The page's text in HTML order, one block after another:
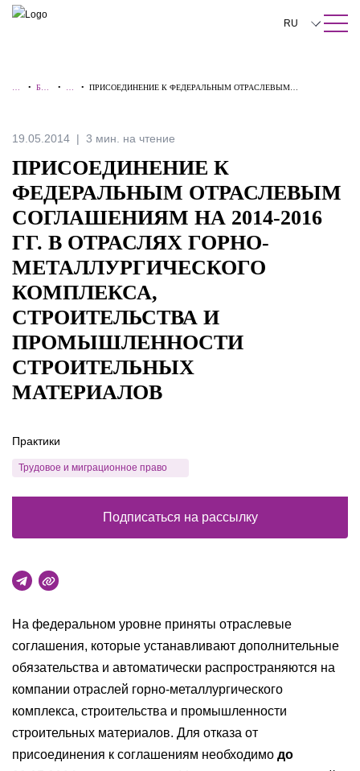
ПОИСК ПО САЙТУ Закрыть
RU
Italiano
Español
•БАЗ
• • ПРИСОЕДИНЕНИЕ К ФЕДЕРАЛЬНЫМ ОТРАСЛЕВЫМ
19.05.2014 3 мин. на чтение
ПРИСОЕДИНЕНИЕ К
ФЕДЕРАЛЬНЫМ ОТРАСЛЕВЫМ
СОГЛАШЕНИЯМ НА 2014-2016
ГГ. В ОТРАСЛЯХ ГОРНО-
МЕТАЛЛУРГИЧЕСКОГО
КОМПЛЕКСА,
СТРОИТЕЛЬСТВА И
ПРОМЫШЛЕННОСТИ
СТРОИТЕЛЬНЫХ
МАТЕРИАЛОВ
На федеральном уровне приняты отраслевые
соглашения, которые устанавливают дополнительные
обязательства и автоматически распространяются на
компании отраслей горно-металлургического
комплекса, строительства и промышленности
строительных материалов. Для отказа от
присоединения к соглашениям необходимо до
Практики
Трудовое и миграционное право
Подписаться на рассылку